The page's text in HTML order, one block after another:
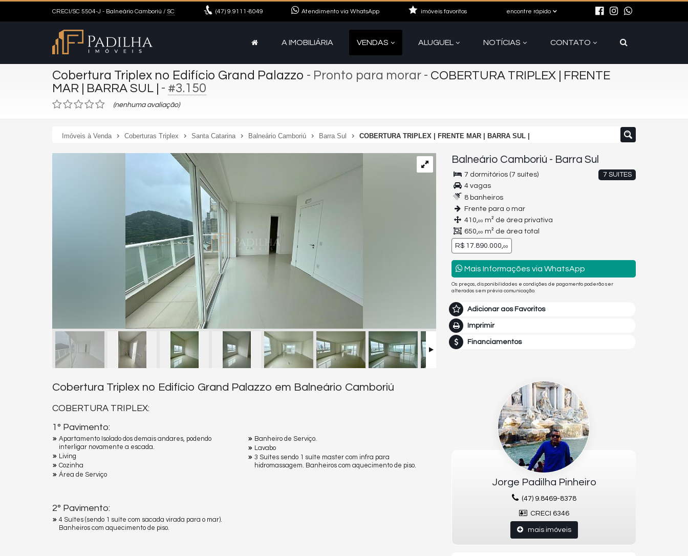
CRECI/SC 5504-J - Balneário Camboriú / SC (47) 9.9111-8049 Atendimento via WhatsApp encontre rápido
imóveis favoritos
A IMOBILIÁRIA VENDAS ALUGUEL NOTÍCIAS CONTATO
Cobertura Triplex no Edifício Grand Palazzo - Pronto para morar - COBERTURA TRIPLEX | FRENTE
MAR | BARRA SUL |
- #3.150
(nenhuma avaliação)
Imóveis à Venda Coberturas Triplex Santa Catarina Balneário Camboriú Barra Sul COBERTURA TRIPLEX | FRENTE MAR | BARRA SUL |
Balneário Camboriú - Barra Sul
7 SUITES
7 dormitórios (7 suítes)
4 vagas
8 banheiros
Frente para o mar
410,00 m² de área privativa
650,00 m² de área total
R$ 17.890.000,00
Mais Informações via WhatsApp
Os preços, disponibilidades e condições de pagamento poderão ser
alterados sem prévia comunicação.
Adicionar aos Favoritos
Imprimir
Financiamentos
Cobertura Triplex no Edifício Grand Palazzo em Balneário Camboriú
COBERTURA TRIPLEX:
1° Pavimento:
Apartamento Isolado dos demais andares, podendo
interligar novamente a escada.
Living
Cozinha
Área de Serviço
Banheiro de Serviço.
Lavabo
3 Suítes sendo 1 suíte master com infra para
hidromassagem. Banheiros com aquecimento de piso.
2° Pavimento:
4 Suítes (sendo 1 suíte com sacada virada para o mar).
Banheiros com aquecimento de piso.
Jorge Padilha Pinheiro
(47) 9.8469-8378
CRECI 6346
mais imóveis